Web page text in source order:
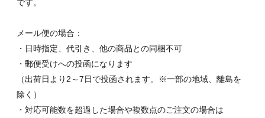
です。
メール便の場合：
・日時指定、代引き、他の商品との同梱不可
・郵便受けへの投函になります
（出荷日より2～7日で投函されます。※一部の地域、離島を
除く）
・対応可能数を超過した場合や複数点のご注文の場合は